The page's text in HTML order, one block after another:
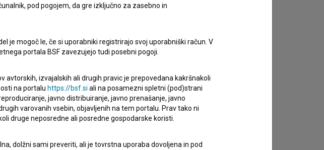
pod pogojem, da gre izključno za zasebno in
je mogoč le, če si uporabniki registrirajo svoj uporabniški račun. V
portala BSF zavezujejo tudi posebni pogoji.
izvajalskih ali drugih pravic je prepovedana kakršnakoli
na portalu https://bsf.si ali na posamezni spletni (pod)strani
javno distribuiranje, javno prenašanje, javno
varovanih vsebin, objavljenih na tem portalu. Prav tako ni
druge neposredne ali posredne gospodarske koristi.
dolžni sami preveriti, ali je tovrstna uporaba dovoljena in pod